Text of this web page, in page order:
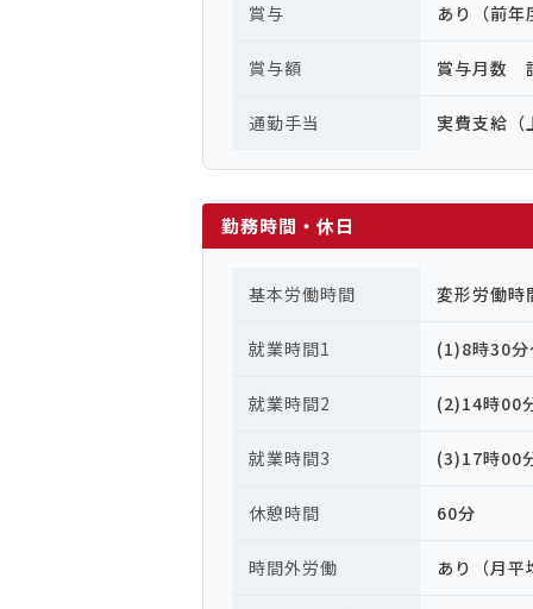
賞与 あり（前
賞与額 賞与月数
通勤手当 実費支給
勤務時間・休日
基本労働時間 変形労働時
就業時間1 (1)8時30
就業時間2 (2)14時00
就業時間3 (3)17時00
休憩時間 60分
時間外労働 あり（月